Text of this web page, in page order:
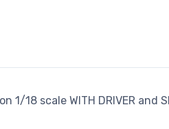
18 scale WITH DRIVER and